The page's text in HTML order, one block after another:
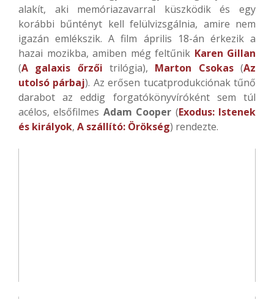
alakít, aki memóriazavarral küszködik és egy
korábbi bűntényt kell felülvizsgálnia, amire nem
igazán emlékszik. A film április 18-án érkezik a
hazai mozikba, amiben még feltűnik Karen Gillan
(A galaxis őrzői trilógia), Marton Csokas(Az
utolsó párbaj). Az erősen tucatprodukciónak tűnő
darabot az eddig forgatókönyvíróként sem túl
acélos, elsőfilmes Adam Cooper (Exodus: Istenek
és királyok, A szállító: Örökség) rendezte.